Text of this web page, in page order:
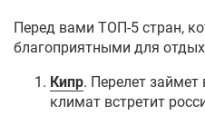
Перед вами ТОП-5 стран,
благоприятными для
Кипр. Перелет займет
климат встретит